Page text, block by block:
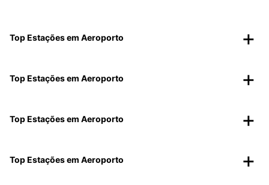
Top Estações em Aeroporto
Top Estações em Aeroporto
Top Estações em Aeroporto
Top Estações em Aeroporto